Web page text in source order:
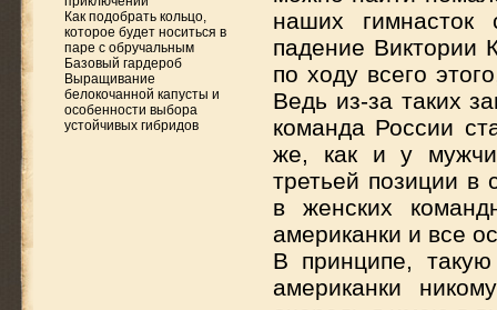
Как подобрать кольцо,
которое будет носиться в
паре с обручальным
Базовый гардероб
Выращивание
белокочанной капусты и
особенности выбора
устойчивых гибридов
наших
падение Виктории
по ходу всего
Ведь из-за таких
команда России
же, как и у
третьей позиции в
в женских
американки и все
В принципе,
американки